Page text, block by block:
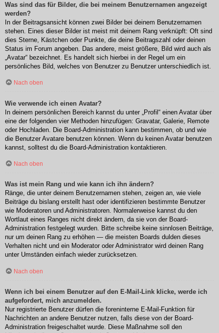
Was sind das für Bilder, die bei meinem Benutzernamen angezeigt
werden?
In der Beitragsansicht können zwei Bilder bei deinem Benutzernamen
stehen. Eines dieser Bilder ist meist mit deinem Rang verknüpft: Oft sind
dies Sterne, Kästchen oder Punkte, die deine Beitragszahl oder deinen
Status im Forum angeben. Das andere, meist größere, Bild wird auch als
„Avatar“ bezeichnet. Es handelt sich hierbei in der Regel um ein
persönliches Bild, welches von Benutzer zu Benutzer unterschiedlich ist.
Nach oben
Wie verwende ich einen Avatar?
In deinem persönlichen Bereich kannst du unter „Profil“ einen Avatar über
eine der folgenden vier Methoden hinzufügen: Gravatar, Galerie, Remote
oder Hochladen. Die Board-Administration kann bestimmen, ob und wie
die Benutzer Avatare benutzen können. Wenn du keinen Avatar benutzen
kannst, solltest du die Board-Administration kontaktieren.
Nach oben
Was ist mein Rang und wie kann ich ihn ändern?
Ränge, die unter deinem Benutzernamen stehen, zeigen an, wie viele
Beiträge du bislang erstellt hast oder identifizieren bestimmte Benutzer
wie Moderatoren und Administratoren. Normalerweise kannst du den
Wortlaut eines Ranges nicht direkt ändern, da sie von der Board-
Administration festgelegt wurden. Bitte schreibe keine sinnlosen Beiträge,
nur um deinen Rang zu erhöhen — die meisten Boards dulden dieses
Verhalten nicht und ein Moderator oder Administrator wird deinen Rang
unter Umständen einfach wieder zurücksetzen.
Nach oben
Wenn ich bei einem Benutzer auf den E-Mail-Link klicke, werde ich
aufgefordert, mich anzumelden.
Nur registrierte Benutzer dürfen die foreninterne E-Mail-Funktion für
Nachrichten an andere Benutzer nutzen, falls diese von der Board-
Administration freigeschaltet wurde. Diese Maßnahme soll den